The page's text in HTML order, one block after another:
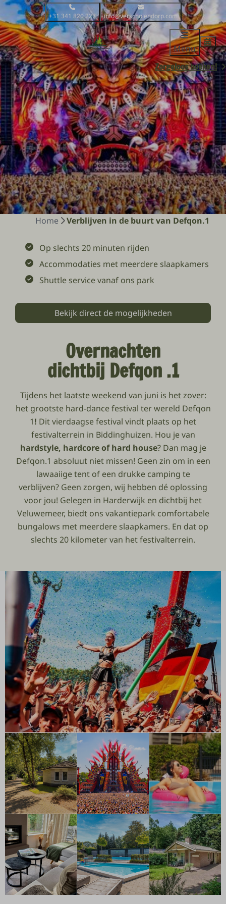
+31 341 820 227 info@verscholendorp.com
Menu
Zorgeloos boeken!
Home Verblijven in de buurt van Defqon.1
Op slechts 20 minuten rijden
Accommodaties met meerdere slaapkamers
Shuttle service vanaf ons park
Bekijk direct de mogelijkheden
Overnachten
dichtbij Defqon .1
Tijdens het laatste weekend van juni is het zover:
het grootste hard-dance festival ter wereld Defqon
1! Dit vierdaagse festival vindt plaats op het
festivalterrein in Biddinghuizen. Hou je van
hardstyle, hardcore of hard house? Dan mag je
Defqon.1 absoluut niet missen! Geen zin om in een
lawaaiige tent of een drukke camping te
verblijven? Geen zorgen, wij hebben dé oplossing
voor jou! Gelegen in Harderwijk en dichtbij het
Veluwemeer, biedt ons vakantiepark comfortabele
bungalows met meerdere slaapkamers. En dat op
slechts 20 kilometer van het festivalterrein.